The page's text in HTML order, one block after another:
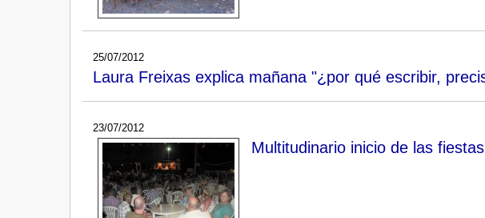
25/07/2012
Laura Freixas explica mañana "¿por qué escribir,
23/07/2012
Multitudinario inicio de las